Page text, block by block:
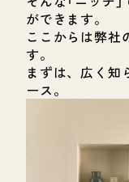
ができます。
ここからは弊社
す。
まずは、広く知
ース。